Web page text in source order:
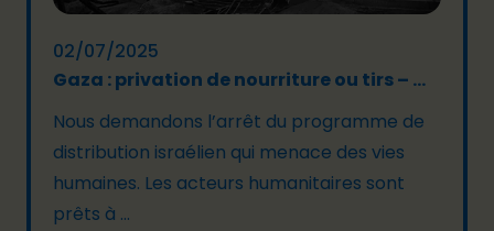
02/07/2025
Gaza : privation de nourriture ou tirs – ...
Nous demandons l’arrêt du programme de
distribution israélien qui menace des vies
humaines. Les acteurs humanitaires sont
prêts à ...